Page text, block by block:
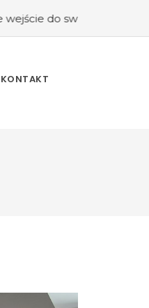
domu? #Kuchnia